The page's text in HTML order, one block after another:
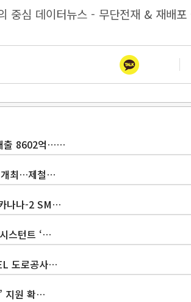
중심 데이터뉴스 - 무단전재 & 재배포
출 8602억……
개최…제철…
나나-2 SM…
스턴트 ‘…
도로공사…
지원 확…